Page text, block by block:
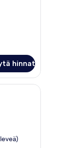
hinnat
Sauna) | Minibaari,